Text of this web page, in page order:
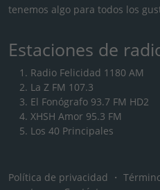
tenemos algo para todos los
Estaciones de
Radio Felicidad 1180 AM
La Z FM 107.3
El Fonógrafo 93.7 FM HD2
XHSH Amor 95.3 FM
Los 40 Principales
Política de privacidad ・